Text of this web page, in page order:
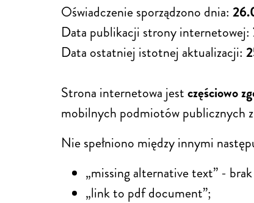
Oświadczenie sporządzono dnia:
Data publikacji strony internetowej:
Data ostatniej istotnej aktualizacji:
Strona internetowa jestczęściowo
mobilnych podmiotów publicznych
Nie spełniono między innymi
„missing alternative text” -
„link to pdf document”;